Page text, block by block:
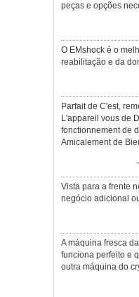
peças e opções
O EMshock é o
reabilitação e da
Parfait de C'est,
L'appareil vous de
fonctionnement de
Amicalement de
Vista para a frente
negócio adicional
A máquina fresca
funciona perfeito e
outra máquina do